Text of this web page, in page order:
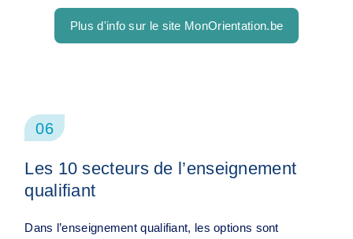
Plus d'info sur le site MonOrientation.be
06
Les 10 secteurs de l’enseignement
qualifiant
Dans l’enseignement qualifiant, les options sont